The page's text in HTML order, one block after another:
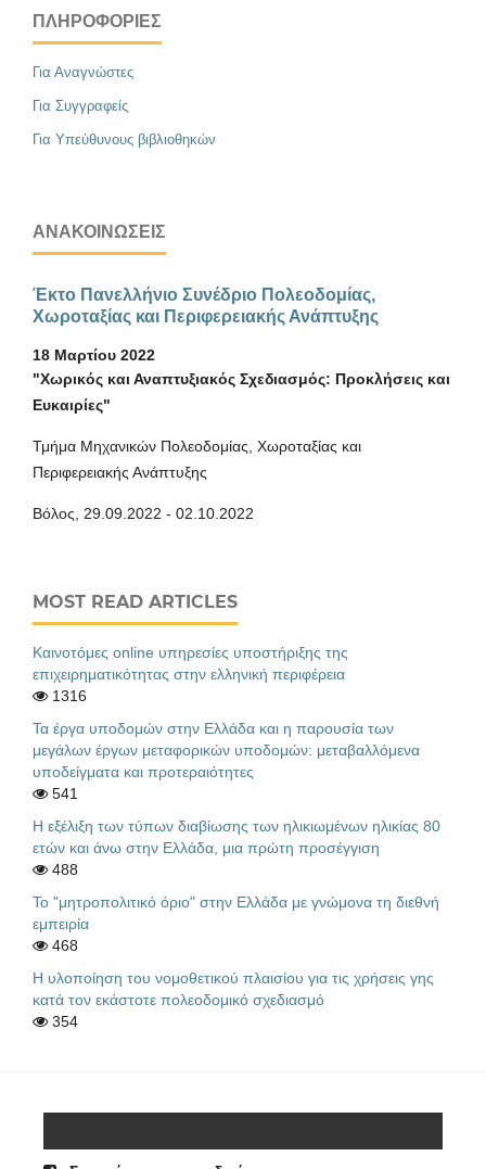
ΠΛΗΡΟΦΟΡΊΕΣ
Για Αναγνώστες
Για Συγγραφείς
Για Υπεύθυνους βιβλιοθηκών
ΑΝΑΚΟΙΝΏΣΕΙΣ
Έκτο Πανελλήνιο Συνέδριο Πολεοδομίας,
Χωροταξίας και Περιφερειακής Ανάπτυξης
18 Μαρτίου 2022
"Χωρικός και Αναπτυξιακός Σχεδιασμός: Προκλήσεις και
Ευκαιρίες"
Τμήμα Μηχανικών Πολεοδομίας, Χωροταξίας και
Περιφερειακής Ανάπτυξης
Βόλος, 29.09.2022 - 02.10.2022
MOST READ ARTICLES
Καινοτόμες online υπηρεσίες υποστήριξης της
επιχειρηματικότητας στην ελληνική περιφέρεια
1316
Τα έργα υποδομών στην Ελλάδα και η παρουσία των
μεγάλων έργων μεταφορικών υποδομών: μεταβαλλόμενα
υποδείγματα και προτεραιότητες
541
Η εξέλιξη των τύπων διαβίωσης των ηλικιωμένων ηλικίας 80
ετών και άνω στην Ελλάδα, μια πρώτη προσέγγιση
488
Το "μητροπολιτικό όριο" στην Ελλάδα με γνώμονα τη διεθνή
εμπειρία
468
Η υλοποίηση του νομοθετικού πλαισίου για τις χρήσεις γης
κατά τον εκάστοτε πολεοδομικό σχεδιασμό
354